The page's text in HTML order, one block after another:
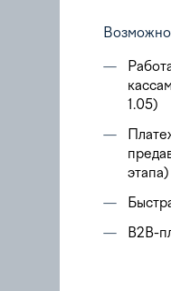
—
1.05)
—
этапа)
—
—
B2B-